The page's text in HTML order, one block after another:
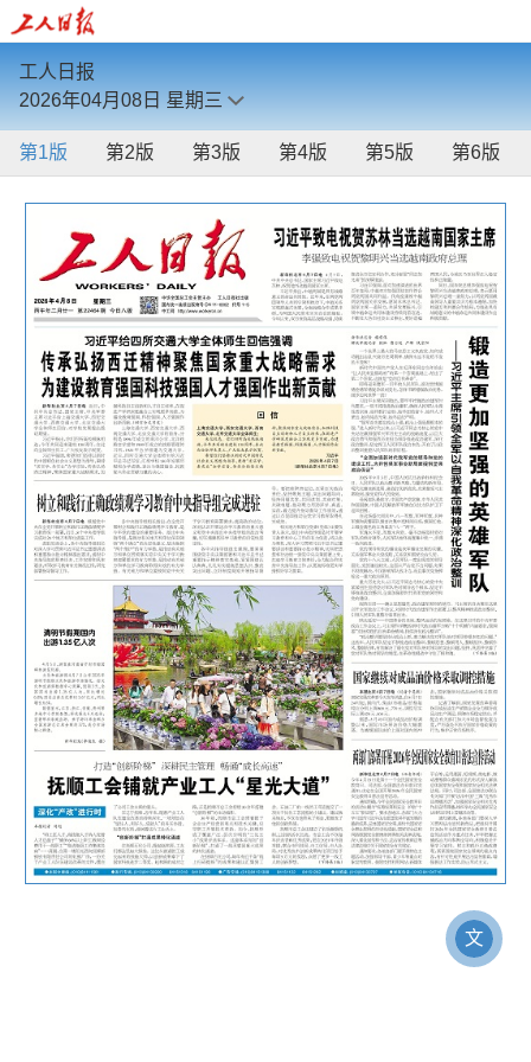
工人日报
2026年04月08日 星期三
第1版 第2版 第3版 第4版 第5版 第6版